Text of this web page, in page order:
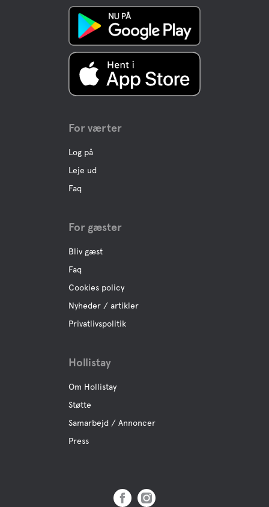
Kæledyrs faciliteter
Bådudlejning
Fiskeri
Vandrestier
Mountainbike stier
Hest tilbage ridning
For værter
Log på
Leje ud
Faq
For gæster
Bliv gæst
Faq
Cookies policy
Nyheder / artikler
Privatlivspolitik
Hollistay
Om Hollistay
Støtte
Samarbejd / Annoncer
Press